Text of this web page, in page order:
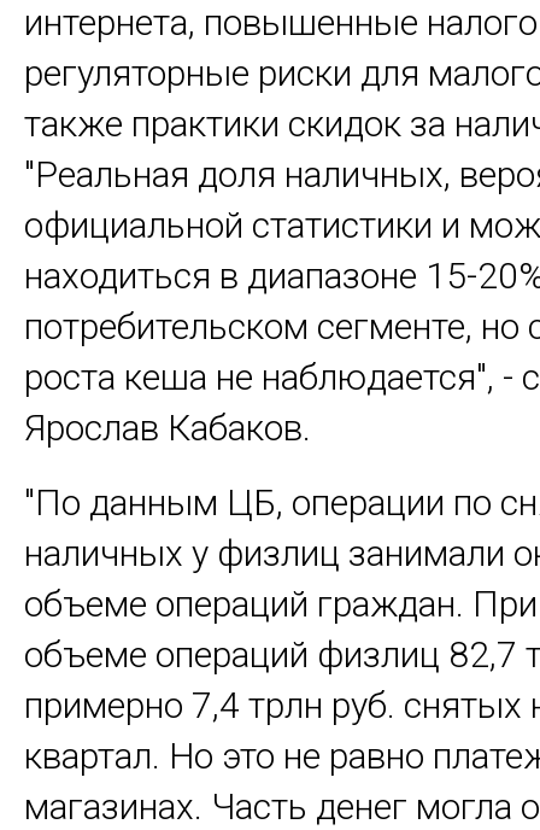
интернета, повышенные
регуляторные риски для
также практики скидок за
"Реальная доля наличных,
официальной статистики и
находиться в диапазоне 15-
потребительском сегменте, но
роста кеша не наблюдается", -
Ярослав Кабаков.
"По данным ЦБ, операции по
наличных у физлиц занимали
объеме операций граждан.
объеме операций физлиц 82,7
примерно 7,4 трлн руб. снятых
квартал. Но это не равно
магазинах. Часть денег могла